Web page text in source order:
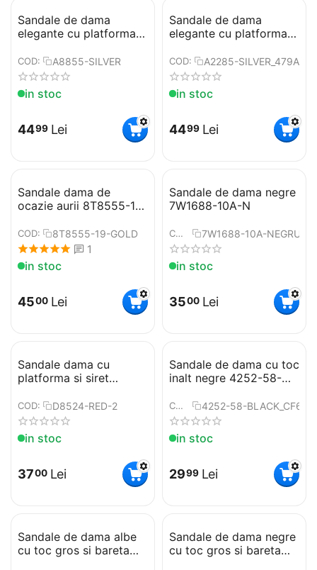
Sandale de dama
elegante cu platforma
subtire A8855-SILVER
COD: A8855-SILVER
in stoc
4499 Lei
Sandale de dama
elegante cu platforma
subtire A2285-SILVER
COD: A2285-SILVER_479A
in stoc
4499 Lei
Sandale dama de
ocazie aurii 8T8555-19-
COD: 8T8555-19-GOLD
1
in stoc
4500 Lei
Sandale de dama negre
7W1688-10A-N
COD: 7W1688-10A-NEGRU-1
in stoc
3500 Lei
Sandale dama cu
platforma si siret
COD: D8524-RED​-2
in stoc
3700 Lei
Sandale de dama cu toc
inalt negre 4252-58-
COD: 4252-58-BLACK_CF60
in stoc
2999 Lei
Sandale de dama albe
cu toc gros si bareta
Sandale de dama negre
cu toc gros si bareta